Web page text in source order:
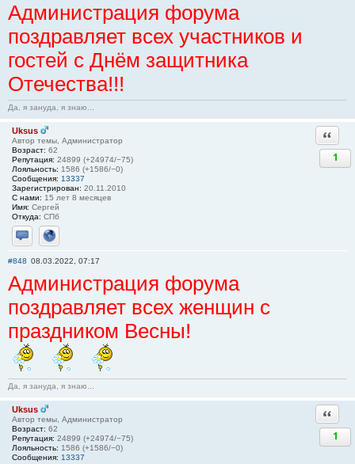
Администрация форума
поздравляет всех участников и
гостей с Днём защитника
Отечества!!!
Да, я зануда, я знаю...
Uksus
Автор темы, Администратор
Возраст: 62
Репутация: 24899 (+24974/−75)
Лояльность: 1586 (+1586/−0)
Сообщения: 13337
Зарегистрирован: 20.11.2010
С нами: 15 лет 8 месяцев
Имя: Сергей
Откуда: СПб
Отправить личное сообщение
Сайт
1
#848 08.03.2022, 07:17
Администрация форума
поздравляет всех женщин с
праздником Весны!
Да, я зануда, я знаю...
Uksus
Автор темы, Администратор
Возраст: 62
Репутация: 24899 (+24974/−75)
Лояльность: 1586 (+1586/−0)
Сообщения: 13337
1